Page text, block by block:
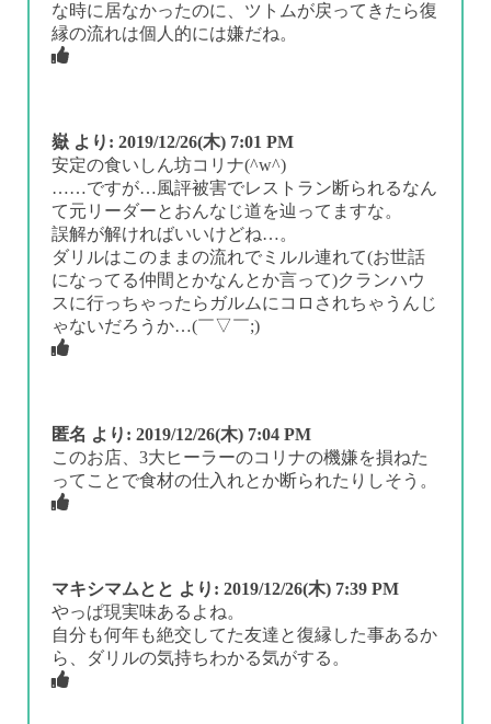
な時に居なかったのに、ツトムが戻ってきたら復
縁の流れは個人的には嫌だね。
嶽 より: 2019/12/26(木) 7:01 PM
安定の食いしん坊コリナ(^w^)
……ですが…風評被害でレストラン断られるなん
て元リーダーとおんなじ道を辿ってますな。
誤解が解ければいいけどね…。
ダリルはこのままの流れでミルル連れて(お世話
になってる仲間とかなんとか言って)クランハウ
スに行っちゃったらガルムにコロされちゃうんじ
ゃないだろうか…(￣▽￣;)
匿名 より: 2019/12/26(木) 7:04 PM
このお店、3大ヒーラーのコリナの機嫌を損ねた
ってことで食材の仕入れとか断られたりしそう。
マキシマムとと より: 2019/12/26(木) 7:39 PM
やっぱ現実味あるよね。
自分も何年も絶交してた友達と復縁した事あるか
ら、ダリルの気持ちわかる気がする。